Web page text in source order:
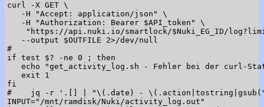
curl -X GET \
   -H "Accept: application/json" \
   -H "Authorization: Bearer $API_token" \
"https://api.nuki.io/smartlock/$Nuki_EG_ID/
   --output $OUTFILE 2>/dev/null
#
if test $? -ne 0 ; then
echo "get_activity_log.sh - Fehler bei der curl-
   exit 1
fi
#    jq -r '.[] | "\(.date) -
INPUT="/mnt/ramdisk/Nuki/activity_log.out"